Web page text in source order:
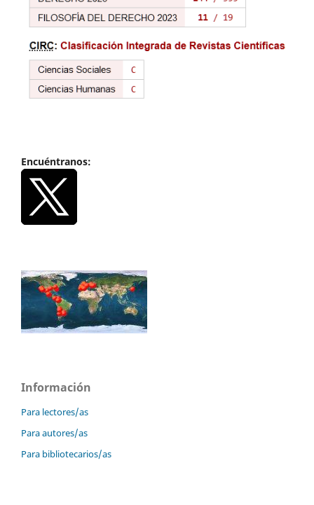
Encuéntranos:
Información
Para lectores/as
Para autores/as
Para bibliotecarios/as